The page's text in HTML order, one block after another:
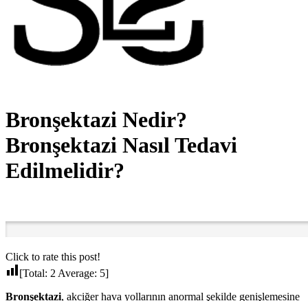
Bronşektazi Nedir?
Bronşektazi Nasıl Tedavi
Edilmelidir?
Click to rate this post!
[Total: 2 Average: 5]
Bronşektazi, akciğer hava yollarının anormal şekilde genişlemesine